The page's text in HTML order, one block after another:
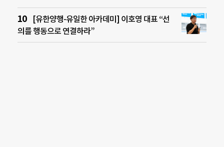
[유한양행-유일한 아카데미] 이호영 대표 “선
의를 행동으로 연결하라”